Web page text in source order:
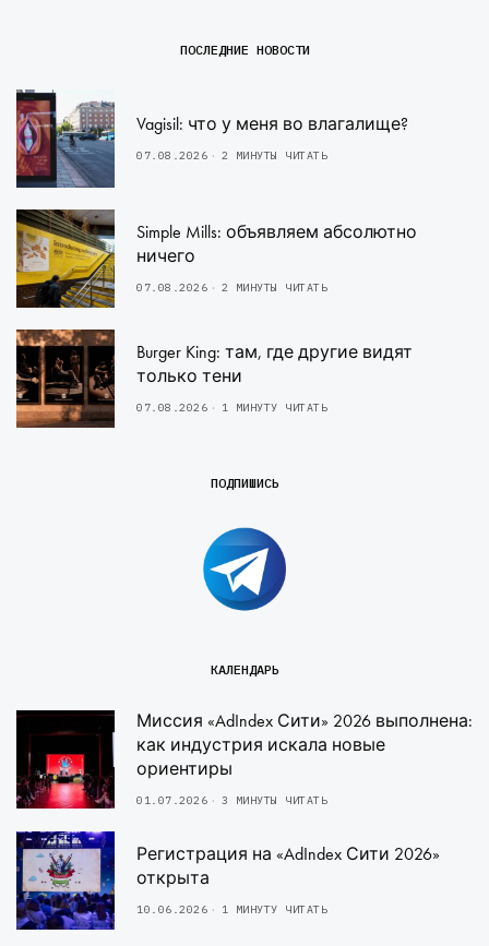
ПОСЛЕДНИЕ НОВОСТИ
Vagisil: что у меня во влагалище?
07.08.2026 2 МИНУТЫ ЧИТАТЬ
Simple Mills: объявляем абсолютно
ничего
07.08.2026 2 МИНУТЫ ЧИТАТЬ
Burger King: там, где другие видят
только тени
07.08.2026 1 МИНУТУ ЧИТАТЬ
ПОДПИШИСЬ
КАЛЕНДАРЬ
Миссия «AdIndex Сити» 2026 выполнена:
как индустрия искала новые
ориентиры
01.07.2026 3 МИНУТЫ ЧИТАТЬ
Регистрация на «AdIndex Сити 2026»
открыта
10.06.2026 1 МИНУТУ ЧИТАТЬ